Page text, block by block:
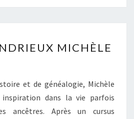
03-
ANDRIEUX
MICHÈLE
MICHÈLE
et de généalogie, Michèle
inspiration dans la vie parfois
ancêtres. Après un cursus